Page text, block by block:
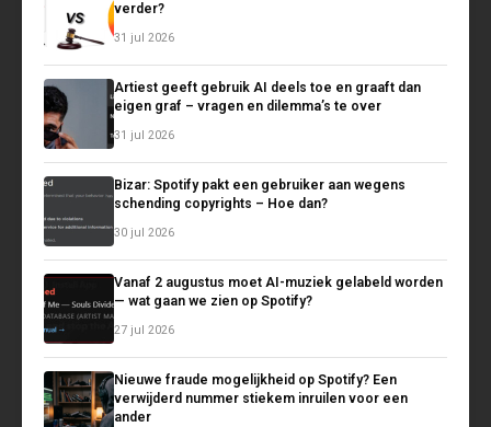
verder?
31 jul 2026
Artiest geeft gebruik AI deels toe en graaft dan
eigen graf – vragen en dilemma’s te over
31 jul 2026
Bizar: Spotify pakt een gebruiker aan wegens
schending copyrights – Hoe dan?
30 jul 2026
Vanaf 2 augustus moet AI-muziek gelabeld worden
— wat gaan we zien op Spotify?
27 jul 2026
Nieuwe fraude mogelijkheid op Spotify? Een
verwijderd nummer stiekem inruilen voor een
ander